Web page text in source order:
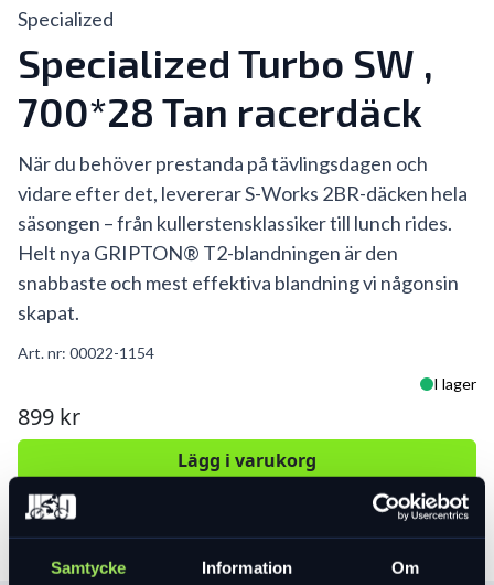
Samtycke Information Om
Specialized
Specialized Turbo SW ,
700*28 Tan racerdäck
När du behöver prestanda på tävlingsdagen och
vidare efter det, levererar S-Works 2BR-däcken hela
säsongen – från kullerstensklassiker till lunch rides.
Helt nya GRIPTON® T2-blandningen är den
snabbaste och mest effektiva blandning vi någonsin
skapat.
Art. nr: 00022-1154
I lager
899 kr
Lägg i varukorg